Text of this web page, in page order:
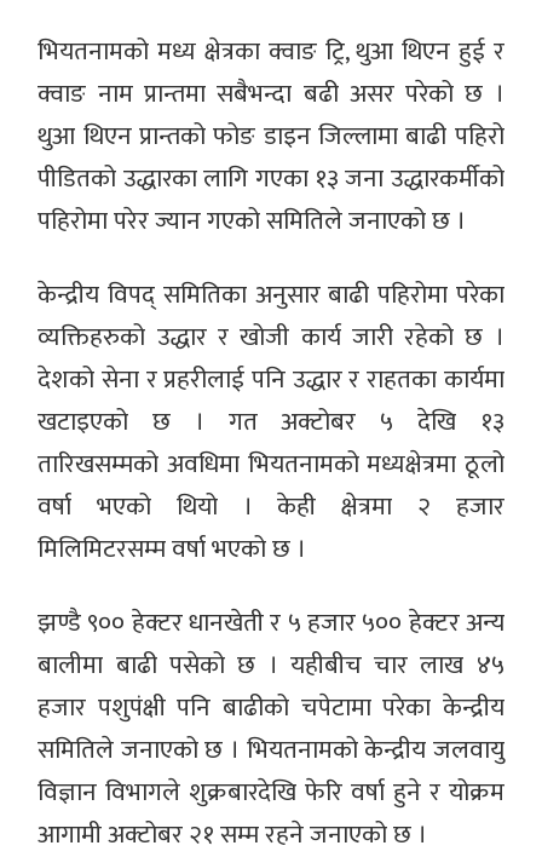
भियतनामको मध्य क्षेत्रका क्वाङ ट्रि, थुआ थिएन हुई र
क्वाङ नाम प्रान्तमा सबैभन्दा बढी असर परेको छ ।
थुआ थिएन प्रान्तको फोङ डाइन जिल्लामा बाढी पहिरो
पीडितको उद्धारका लागि गएका १३ जना उद्धारकर्मीको
पहिरोमा परेर ज्यान गएको समितिले जनाएको छ ।
केन्द्रीय विपद् समितिका अनुसार बाढी पहिरोमा परेका
व्यक्तिहरुको उद्धार र खोजी कार्य जारी रहेको छ ।
देशको सेना र प्रहरीलाई पनि उद्धार र राहतका कार्यमा
खटाइएको छ । गत अक्टोबर ५ देखि १३
तारिखसम्मको अवधिमा भियतनामको मध्यक्षेत्रमा ठूलो
वर्षा भएको थियो । केही क्षेत्रमा २ हजार
मिलिमिटरसम्म वर्षा भएको छ ।
झण्डै ९०० हेक्टर धानखेती र ५ हजार ५०० हेक्टर अन्य
बालीमा बाढी पसेको छ । यहीबीच चार लाख ४५
हजार पशुपंक्षी पनि बाढीको चपेटामा परेका केन्द्रीय
समितिले जनाएको छ । भियतनामको केन्द्रीय जलवायु
विज्ञान विभागले शुक्रबारदेखि फेरि वर्षा हुने र योक्रम
आगामी अक्टोबर २१ सम्म रहने जनाएको छ ।